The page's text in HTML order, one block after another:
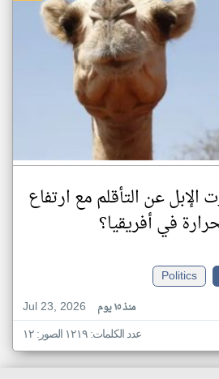
عن التأقلم مع ارتفاع
في أفريقيا؟
Politics
Jul 23, 2026
منذ ١٥ يوم
عدد الكلمات: ١٢١٩ الصور: ١٢